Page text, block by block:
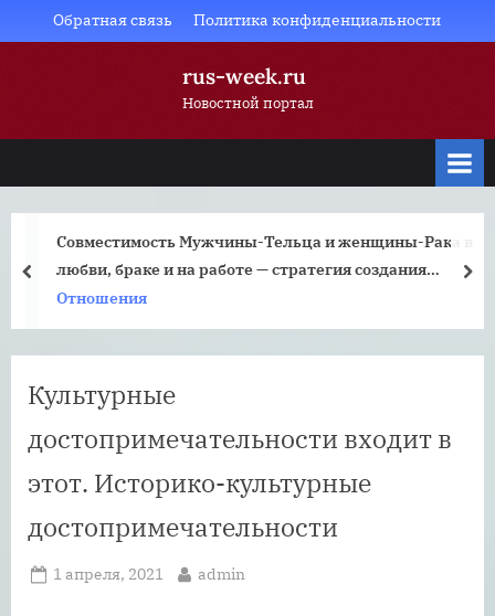
to
Обратная связь Политика конфиденциальности
rus-week.ru
Новостной портал
Совместимость Мужчины-Тельца и женщины-Рака в
любви, браке и на работе — стратегия создания
гармоничного партнерства
Отношения
prev
Культурные
достопримечательности входит в
этот. Историко-культурные
достопримечательности
Posted
1 апреля, 2021 By
admin